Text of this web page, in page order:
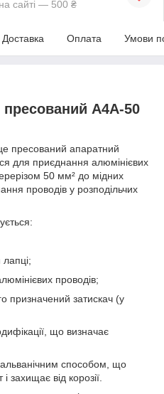
сайті — 500 ₴
Доставка Оплата Умови
пресований А4А-50
пресований апаратний
для приєднання алюмінієвих
50 мм² до мідних
проводів у розподільчих
лапці;
проводів;
призначений затискач (у
що визначає
способом, що
захищає від корозії.